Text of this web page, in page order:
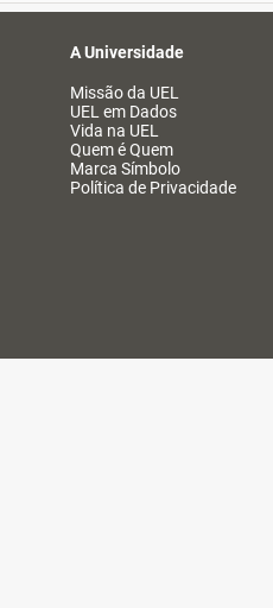
A Universidade
Missão da UEL
UEL em Dados
Vida na UEL
Quem é Quem
Marca Símbolo
Política de Privacidade